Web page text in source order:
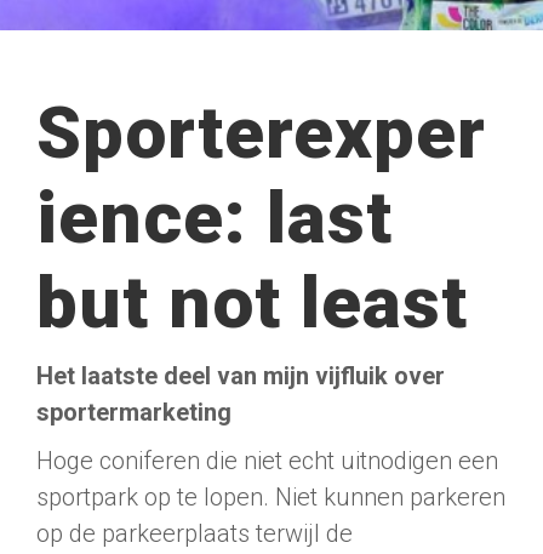
Sporterexper
ience: last
but not least
Het laatste deel van mijn vijfluik over
sportermarketing
Hoge coniferen die niet echt uitnodigen een
sportpark op te lopen. Niet kunnen parkeren
op de parkeerplaats terwijl de